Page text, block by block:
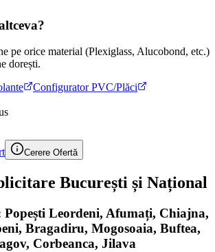
pe orice material (Plexiglass, Alucobond, etc.)
dorești.
Configurator PVC/Plăci
Cerere Ofertă
București și Național
Leordeni, Afumați, Chiajna,
Bragadiru, Mogosoaia, Buftea,
Corbeanca, Jilava